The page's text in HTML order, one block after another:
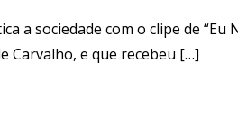
a sociedade com o clipe de
Carvalho, e que recebeu […]